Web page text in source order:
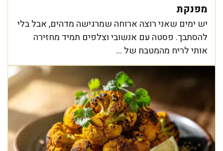
מפנקת
יש ימים שאני רוצה ארוחה שמרגישה מדהים, אבל בלי
להסתבך. פסטה עם אנשובי וצלפים תמיד מחזירה
אותי לריח מהמטבח של ...